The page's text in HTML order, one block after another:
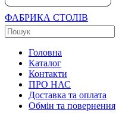
ФАБРИКА СТОЛІВ
Головна
Каталог
Контакти
ПРО НАС
Доставка та оплата
Обмін та повернення